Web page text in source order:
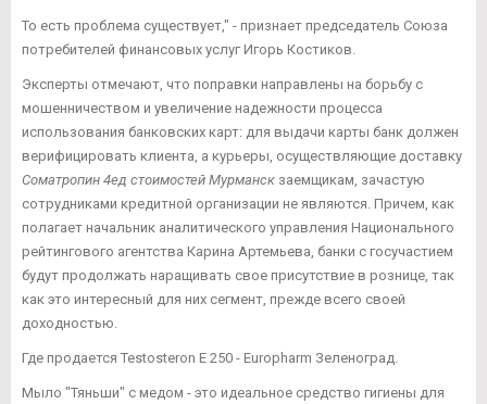
То есть проблема существует," - признает председатель Союза
потребителей финансовых услуг Игорь Костиков.
Эксперты отмечают, что поправки направлены на борьбу с
мошенничеством и увеличение надежности процесса
использования банковских карт: для выдачи карты банк должен
верифицировать клиента, а курьеры, осуществляющие доставку
Cоматропин 4ед стоимостей Мурманск заемщикам, зачастую
сотрудниками кредитной организации не являются. Причем, как
полагает начальник аналитического управления Национального
рейтингового агентства Карина Артемьева, банки с госучастием
будут продолжать наращивать свое присутствие в рознице, так
как это интересный для них сегмент, прежде всего своей
доходностью.
Где продается Testosteron E 250 - Europharm Зеленоград.
Мыло "Тяньши" с медом - это идеальное средство гигиены для